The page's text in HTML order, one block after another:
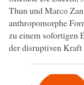
Thun und Marco
anthropomorphe
zu einem sofortigen
der disruptiven Kraft